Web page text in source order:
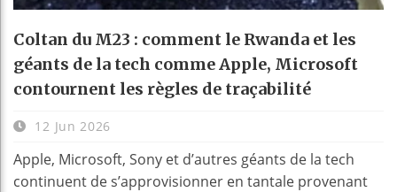
Coltan du M23 : comment le Rwanda et les
géants de la tech comme Apple, Microsoft
contournent les règles de traçabilité
12 Jun 2026
Apple, Microsoft, Sony et d’autres géants de la tech
continuent de s’approvisionner en tantale provenant